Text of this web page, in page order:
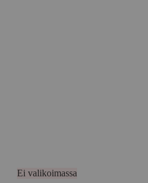
Ei valikoimassa